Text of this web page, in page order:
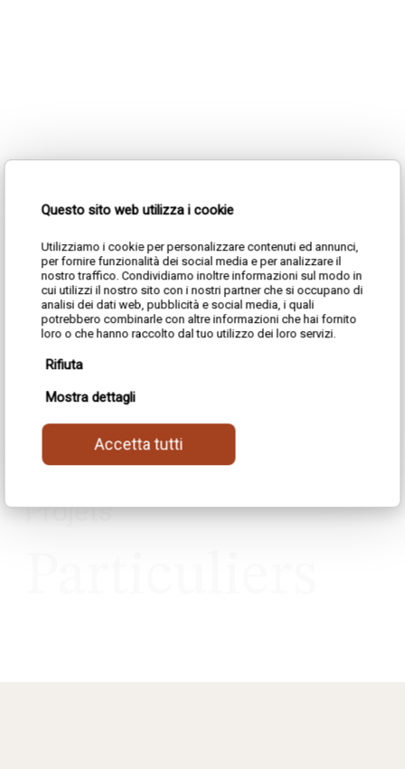
Questo sito web utilizza i cookie
Utilizziamo i cookie per personalizzare contenuti ed annunci,
per fornire funzionalità dei social media e per analizzare il
nostro traffico. Condividiamo inoltre informazioni sul modo in
cui utilizzi il nostro sito con i nostri partner che si occupano di
analisi dei dati web, pubblicità e social media, i quali
potrebbero combinarle con altre informazioni che hai fornito
loro o che hanno raccolto dal tuo utilizzo dei loro servizi.
Rifiuta
Mostra dettagli
Accetta tutti
Projets